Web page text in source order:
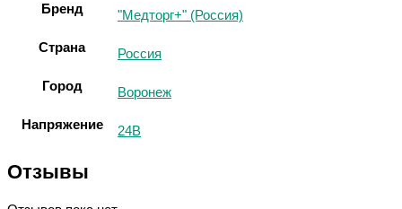
Бренд "Медторг+" (Россия)
Страна Россия
Город Воронеж
Напряжение 24В
Отзывы